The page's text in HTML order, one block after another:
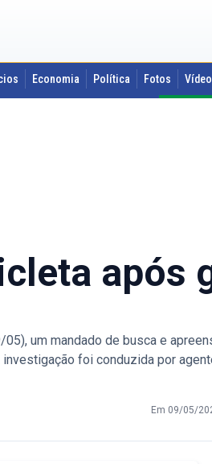
Economia Política Fotos
após
um mandado de busca e
foi conduzida por
Em 09/05/